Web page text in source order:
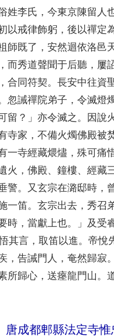
姓李氏 ，今東京陳留人
以戒律飾躬 ，後以禪定
師既了 ，安然迴依洛邑
，而秀道聲聞于后聽 ， 屢
，合同符契。長安中往資
忽誡禪院弟子 ，令滅燈
留 ？」亦令滅之 。
因說
寺家 ，不備火燭佛殿被
一寺經藏煨燼 ，殊可痛
火 ，佛殿、鐘樓、經藏
警。 又玄宗在潞邸時 ，
一笛。玄宗出去 ，秀召
時 ，當獻上也。」 及受
其言 ，取笛以進。帝悅
，告誡門人 ，奄然歸寂
所歸心 ，送瘞龍門山 。
唐成都郫縣法定寺惟